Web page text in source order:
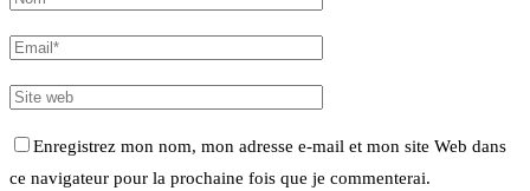
Enregistrez mon nom, mon adresse e-mail et mon site Web dans
ce navigateur pour la prochaine fois que je commenterai.